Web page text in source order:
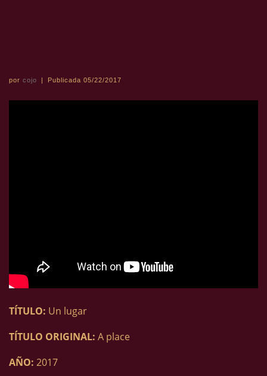
por cojo | Publicada 05/22/2017
TÍTULO: Un lugar
TÍTULO ORIGINAL: A place
AÑO: 2017